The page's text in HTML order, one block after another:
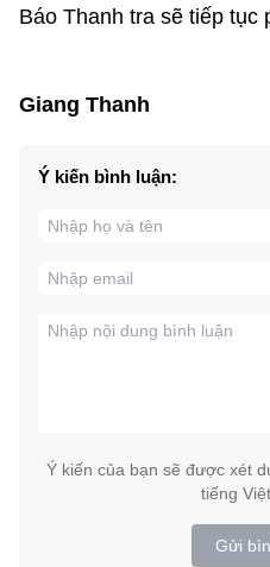
Báo Thanh tra sẽ tiếp tục
Giang Thanh
Ý kiến bình luận:
Ý kiến của bạn sẽ được xét
tiếng
Gửi